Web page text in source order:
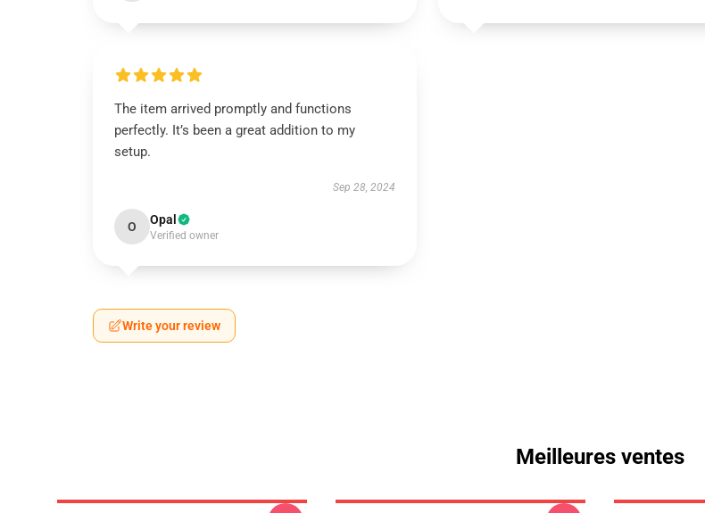
The item arrived promptly and functions
perfectly. It’s been a great addition to my
setup.
Sep 28, 2024
O Opal
Verified owner
Write your review
Meilleures ventes